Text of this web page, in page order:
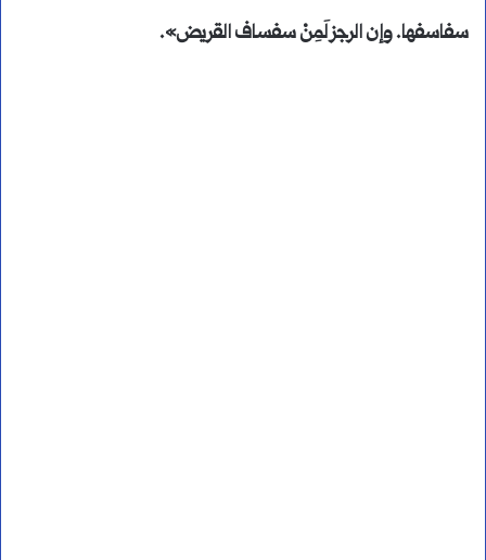
سفاسفها. وإن الرجز لَمِنْ سفساف القريض».